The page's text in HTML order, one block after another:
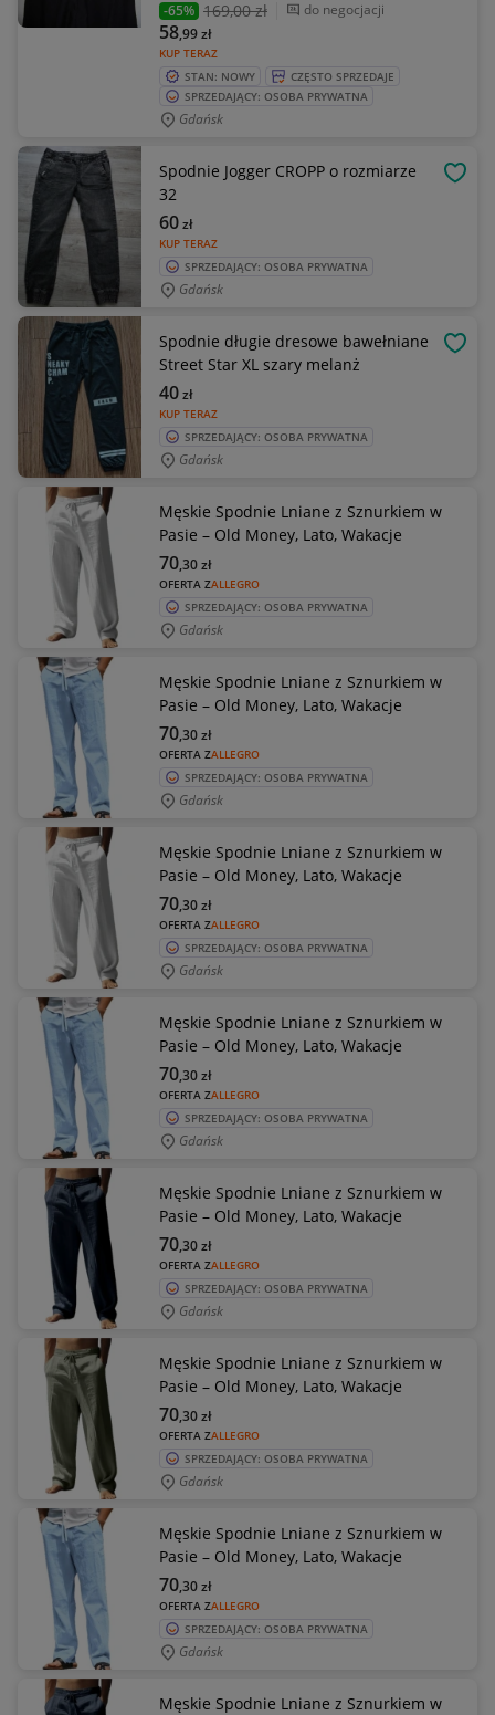
-65% 169,00 zł do negocjacji
KUP TERAZ
58,99zł
STAN: NOWY
CZĘSTO SPRZEDAJE
SPRZEDAJĄCY: OSOBA PRYWATNA
Gdańsk
Spodnie Jogger CROPP o rozmiarze
32
KUP TERAZ
60zł
SPRZEDAJĄCY: OSOBA PRYWATNA
Gdańsk
Spodnie długie dresowe bawełniane
Street Star XL szary melanż
KUP TERAZ
40zł
SPRZEDAJĄCY: OSOBA PRYWATNA
Gdańsk
Męskie Spodnie Lniane z Sznurkiem w
Pasie – Old Money, Lato, Wakacje
OFERTA ZALLEGRO
70,30zł
SPRZEDAJĄCY: OSOBA PRYWATNA
Gdańsk
Męskie Spodnie Lniane z Sznurkiem w
Pasie – Old Money, Lato, Wakacje
OFERTA ZALLEGRO
70,30zł
SPRZEDAJĄCY: OSOBA PRYWATNA
Gdańsk
Męskie Spodnie Lniane z Sznurkiem w
Pasie – Old Money, Lato, Wakacje
OFERTA ZALLEGRO
70,30zł
SPRZEDAJĄCY: OSOBA PRYWATNA
Gdańsk
Męskie Spodnie Lniane z Sznurkiem w
Pasie – Old Money, Lato, Wakacje
OFERTA ZALLEGRO
70,30zł
SPRZEDAJĄCY: OSOBA PRYWATNA
Gdańsk
Męskie Spodnie Lniane z Sznurkiem w
Pasie – Old Money, Lato, Wakacje
OFERTA ZALLEGRO
70,30zł
SPRZEDAJĄCY: OSOBA PRYWATNA
Gdańsk
Męskie Spodnie Lniane z Sznurkiem w
Pasie – Old Money, Lato, Wakacje
OFERTA ZALLEGRO
70,30zł
SPRZEDAJĄCY: OSOBA PRYWATNA
Gdańsk
Męskie Spodnie Lniane z Sznurkiem w
Pasie – Old Money, Lato, Wakacje
OFERTA ZALLEGRO
70,30zł
SPRZEDAJĄCY: OSOBA PRYWATNA
Gdańsk
Męskie Spodnie Lniane z Sznurkiem w